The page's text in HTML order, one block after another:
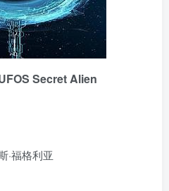
Secret Alien
·福格利亚